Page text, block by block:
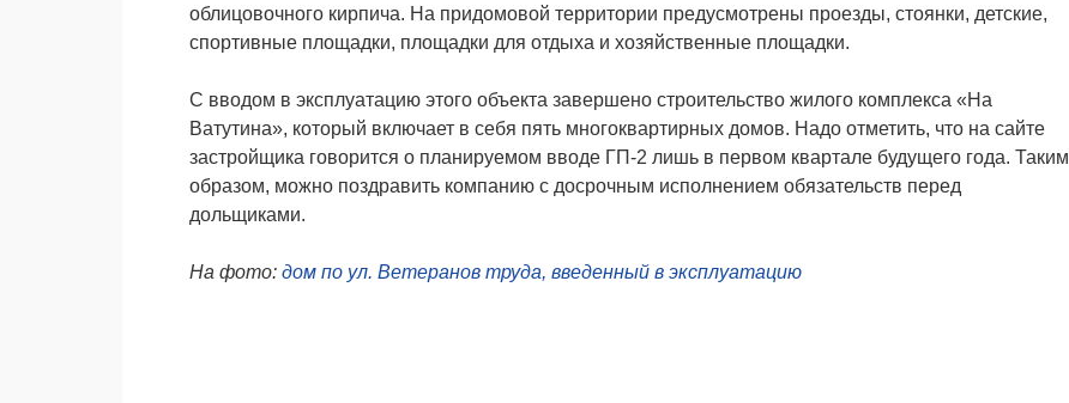
облицовочного кирпича. На придомовой территории предусмотрены проезды, стоянки, детские,
спортивные площадки, площадки для отдыха и хозяйственные площадки.
С вводом в эксплуатацию этого объекта завершено строительство жилого комплекса «На
Ватутина», который включает в себя пять многоквартирных домов. Надо отметить, что на сайте
застройщика говорится о планируемом вводе ГП-2 лишь в первом квартале будущего года. Таким
образом, можно поздравить компанию с досрочным исполнением обязательств перед
дольщиками.
На фото: дом по ул. Ветеранов труда, введенный в эксплуатацию